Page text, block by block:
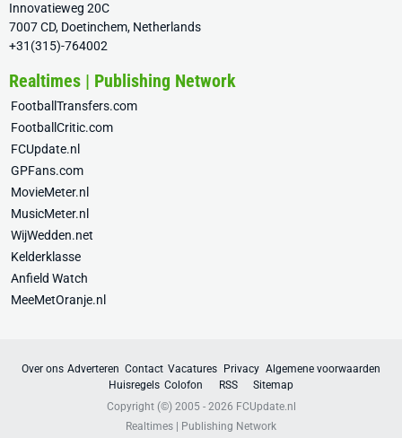
Innovatieweg 20C
7007 CD, Doetinchem, Netherlands
+31(315)-764002
Realtimes | Publishing Network
FootballTransfers.com
FootballCritic.com
FCUpdate.nl
GPFans.com
MovieMeter.nl
MusicMeter.nl
WijWedden.net
Kelderklasse
Anfield Watch
MeeMetOranje.nl
Over ons Adverteren Contact Vacatures Privacy Algemene voorwaarden
Huisregels Colofon RSS
Sitemap
Copyright (©) 2005 - 2026 FCUpdate.nl
Realtimes | Publishing Network